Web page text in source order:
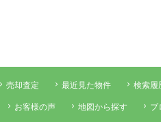
売却査定 最近見た物件 検索履
お客様の声 地図から探す ブ